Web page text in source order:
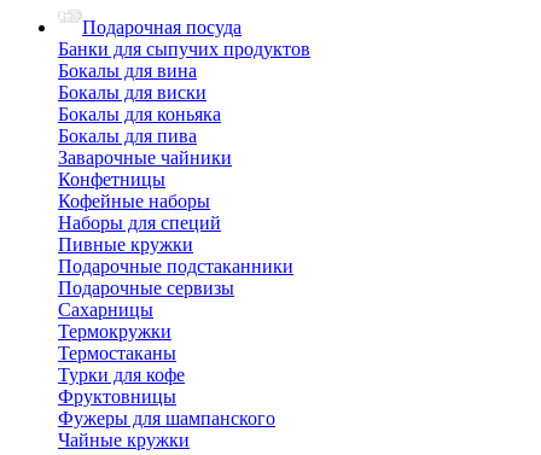
Подарочная посуда
Банки для сыпучих продуктов
Бокалы для вина
Бокалы для виски
Бокалы для коньяка
Бокалы для пива
Заварочные чайники
Конфетницы
Кофейные наборы
Наборы для специй
Пивные кружки
Подарочные подстаканники
Подарочные сервизы
Сахарницы
Термокружки
Термостаканы
Турки для кофе
Фруктовницы
Фужеры для шампанского
Чайные кружки